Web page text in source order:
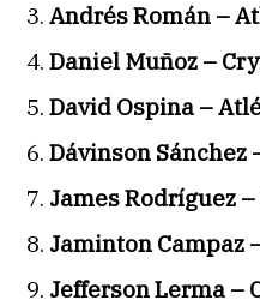
Andrés Román –
Daniel Muñoz –
David Ospina –
Dávinson Sánchez
James Rodríguez
Jaminton Campaz
Jefferson Lerma –